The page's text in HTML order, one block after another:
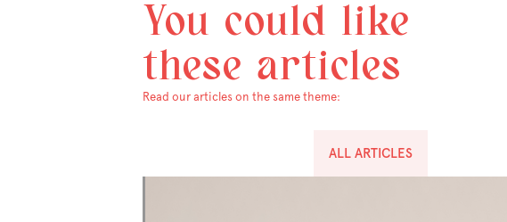
You could like
these articles
Read our articles on the same theme:
ALL ARTICLES